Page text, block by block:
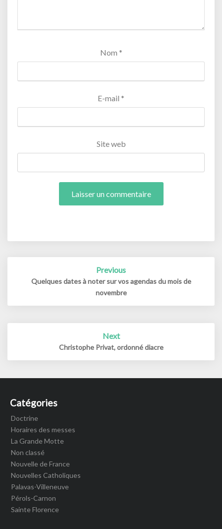
Nom *
E-mail *
Site web
Previous
Quelques dates à noter sur vos agendas du mois de
novembre
Next
Christophe Privat, ordonné diacre
Catégories
Doctrine
Horaires des messes
La Grande Motte
Non classé
Nouvelle de France
Nouvelles Catholiques
Palavas-Villeneuve
Pérols-Carnon
Sainte Florence